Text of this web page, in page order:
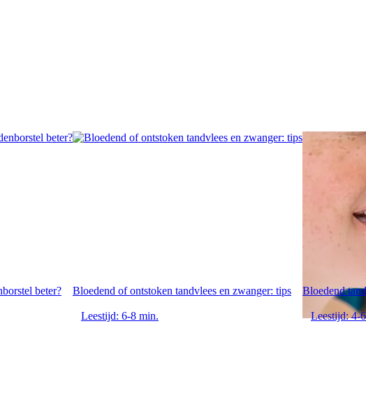
beter? Bloedend of ontstoken tandvlees en zwanger: tips
Leestijd: 6-8 min.
Bloedend
Leestijd: 4-